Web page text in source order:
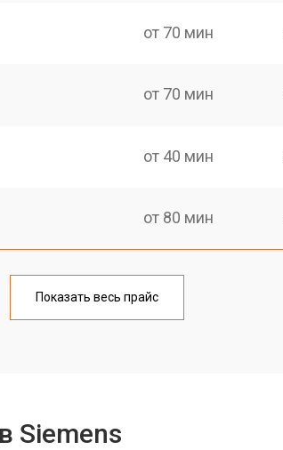
от 70 мин
от 70 мин
от 40 мин
от 80 мин
от 60 мин
Показать весь прайс
Siemens